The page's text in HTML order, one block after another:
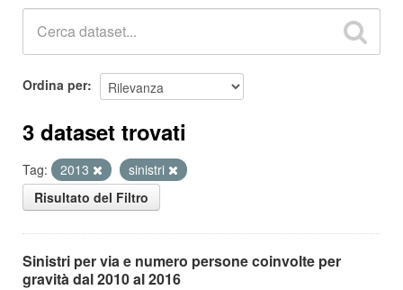
Ordina per
3 dataset trovati
Tag: 2013
sinistri
Risultato del Filtro
Sinistri per via e numero persone coinvolte per
gravità dal 2010 al 2016